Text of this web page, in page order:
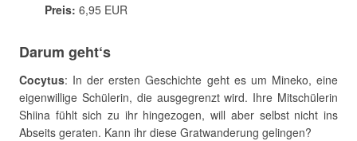
Preis: 6,95 EUR
Darum geht‘s
Cocytus: In der ersten Geschichte geht es um Mineko, eine
eigenwillige Schülerin, die ausgegrenzt wird. Ihre Mitschülerin
Shiina fühlt sich zu ihr hingezogen, will aber selbst nicht ins
Abseits geraten. Kann ihr diese Gratwanderung gelingen?